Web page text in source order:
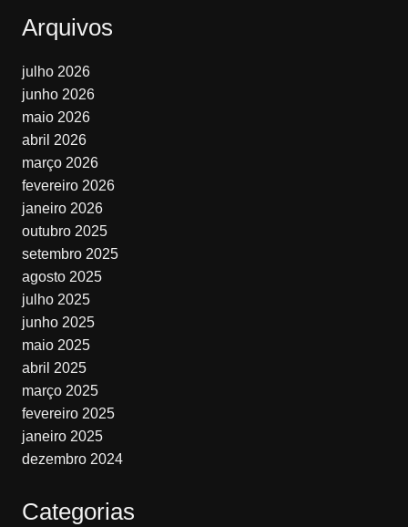
Arquivos
julho 2026
junho 2026
maio 2026
abril 2026
março 2026
fevereiro 2026
janeiro 2026
outubro 2025
setembro 2025
agosto 2025
julho 2025
junho 2025
maio 2025
abril 2025
março 2025
fevereiro 2025
janeiro 2025
dezembro 2024
Categorias